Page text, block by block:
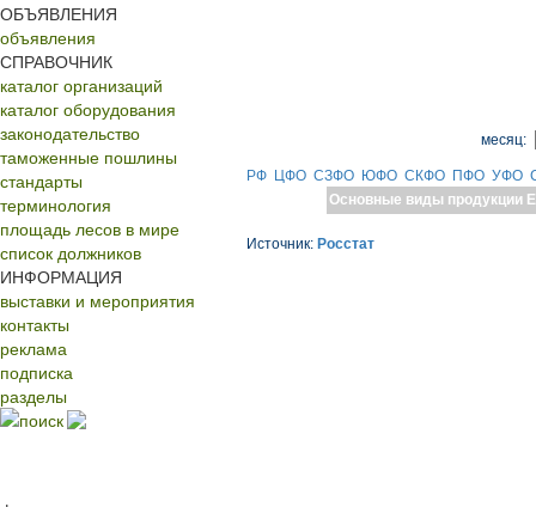
ОБЪЯВЛЕНИЯ
объявления
СПРАВОЧНИК
каталог организаций
каталог оборудования
законодательство
таможенные пошлины
стандарты
терминология
площадь лесов в мире
список должников
ИНФОРМАЦИЯ
выставки и мероприятия
контакты
реклама
подписка
разделы
поиск
месяц:
РФ ЦФО СЗФО ЮФО СКФО ПФО УФО
Основные виды продукции
Источник: Росстат